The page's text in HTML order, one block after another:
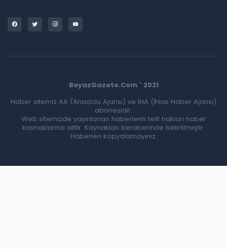
BeyazGazete.Com ' 2021
Haber sitemiz AA (Anadolu Ajansı) ve İHA (İhlas Haber Ajansı)
abonesidir.
Web sitemizde yayınlanan haberlerin telif hakları haber
kaynaklarına aittir. Kaynakları beraberinde belirtilmiştir.
Haberleri kopyalamayınız.